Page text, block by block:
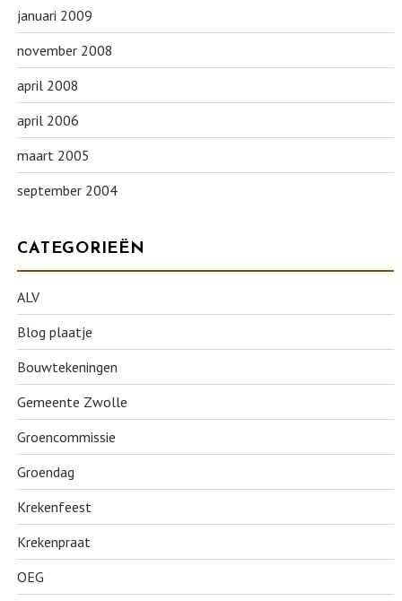
januari 2009
november 2008
april 2008
april 2006
maart 2005
september 2004
CATEGORIEËN
ALV
Blog plaatje
Bouwtekeningen
Gemeente Zwolle
Groencommissie
Groendag
Krekenfeest
Krekenpraat
OEG